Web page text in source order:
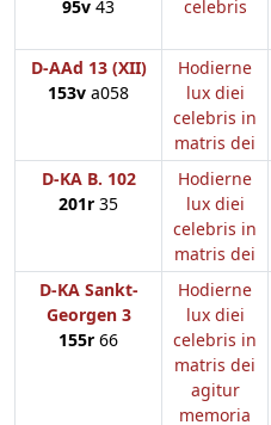
95v 43
celebris
D-AAd 13 (XII)
153v a058
Hodierne
lux diei
celebris in
matris dei
D-KA B. 102
201r 35
Hodierne
lux diei
celebris in
matris dei
D-KA Sankt-
Georgen 3
155r 66
Hodierne
lux diei
celebris in
matris dei
agitur
memoria